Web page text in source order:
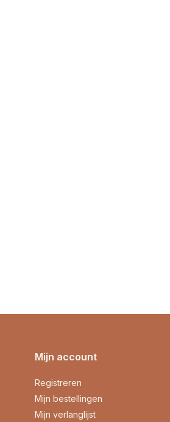
Mijn account
Registreren
Mijn bestellingen
Mijn verlanglijst